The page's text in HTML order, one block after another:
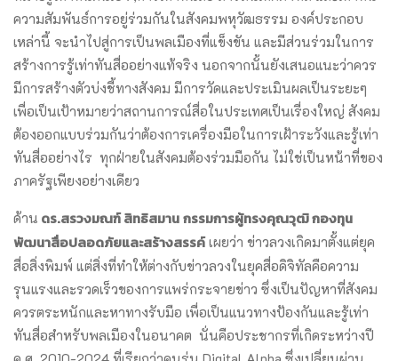
ความสัมพันธ์การอยู่ร่วมกันในสังคมพหุวัฒธรรม องค์ประกอบ
เหล่านี้ จะนำไปสู่การเป็นพลเมืองที่แข็งขัน และมีส่วนร่วมในการ
สร้างการรู้เท่าทันสื่ออย่างแท้จริง นอกจากนั้นยังเสนอแนะว่าควร
มีการสร้างตัวบ่งชี้ทางสังคม มีการวัดและประเมินผลเป็นระยะๆ
เพื่อเป็นเป้าหมายว่าสถานการณ์สื่อในประเทศเป็นเรื่องใหญ่ สังคม
ต้องออกแบบร่วมกันว่าต้องการเครื่องมือในการเฝ้าระวังและรู้เท่า
ทันสื่ออย่างไร ทุกฝ่ายในสังคมต้องร่วมมือกัน ไม่ใช่เป็นหน้าที่ของ
ภาครัฐเพียงอย่างเดียว
ด้าน ดร.สรวงมณฑ์ สิทธิสมานกรรมการผู้ทรงคุณวุฒิ กองทุน
พัฒนาสื่อปลอดภัยและสร้างสรรค์เผยว่า ข่าวลวงเกิดมาตั้งแต่ยุค
สื่อสิ่งพิมพ์ แต่สิ่งที่ทำให้ต่างกับข่าวลวงในยุคสื่อดิจิทัลคือความ
รุนแรงและรวดเร็วของการแพร่กระจายข่าว ซึ่งเป็นปัญหาที่สังคม
ควรตระหนักและหาทางรับมือ เพื่อเป็นแนวทางป้องกันและรู้เท่า
ทันสื่อสำหรับพลเมืองในอนาคต นั่นคือประชากรที่เกิดระหว่างปี